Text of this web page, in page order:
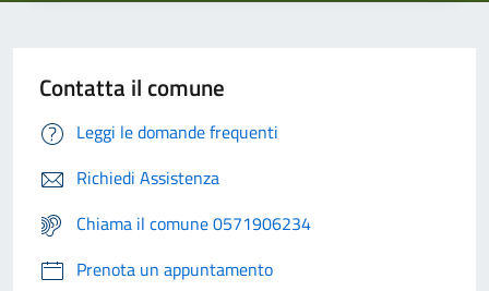
Contatta il comune
Leggi le domande frequenti
Richiedi Assistenza
Chiama il comune 0571906234
Prenota un appuntamento